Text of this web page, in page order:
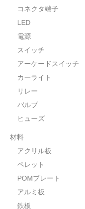
コネクタ端子
LED
電源
スイッチ
アーケードスイッチ
カーライト
リレー
バルブ
ヒューズ
材料
アクリル板
ペレット
POMプレート
アルミ板
鉄板